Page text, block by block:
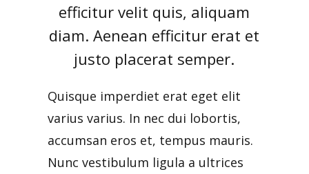
efficitur velit quis, aliquam
diam. Aenean efficitur erat et
justo placerat semper.
Quisque imperdiet erat eget elit
varius varius. In nec dui lobortis,
accumsan eros et, tempus mauris.
Nunc vestibulum ligula a ultrices